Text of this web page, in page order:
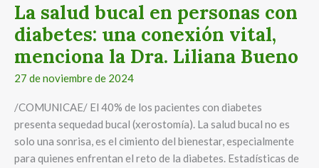
La salud bucal en personas con
diabetes: una conexión vital,
menciona la Dra. Liliana Bueno
27 de noviembre de 2024
/COMUNICAE/ El 40% de los pacientes con diabetes
presenta sequedad bucal (xerostomía). La salud bucal no es
solo una sonrisa, es el cimiento del bienestar, especialmente
para quienes enfrentan el reto de la diabetes. Estadísticas de